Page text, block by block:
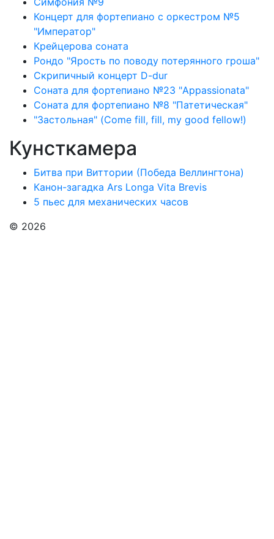
Концерт для фортепиано с оркестром №5
"Император"
Крейцерова соната
Рондо "Ярость по поводу потерянного гроша"
Скрипичный концерт D-dur
Соната для фортепиано №23 "Appassionata"
Соната для фортепиано №8 "Патетическая"
"Застольная" (Come fill, fill, my good fellow!)
Кунсткамера
Битва при Виттории (Победа Веллингтона)
Канон-загадка Ars Longa Vita Brevis
5 пьес для механических часов
© 2026